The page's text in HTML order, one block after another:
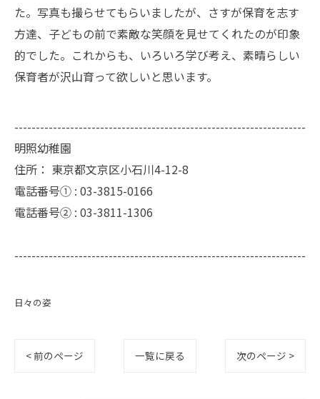
た。写真も撮らせてもらいましたが、さすが保育を志す
方達、子どもの前で素敵な笑顔を見せてくれたのが印象
的でした。これからも、いろいろ学び考え、素晴らしい
保育者が沢山育って欲しいと思います。
--------------------------------------------------------------------
明照幼稚園
住所： 東京都文京区小石川4-12-8
電話番号① : 03-3815-0166
電話番号② : 03-3811-1306
--------------------------------------------------------------------
日々の姿
< 前のページ 一覧に戻る 次のページ >